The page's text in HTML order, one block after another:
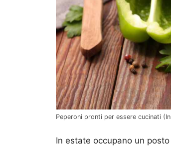
Peperoni pronti per essere cucinati
In estate occupano un